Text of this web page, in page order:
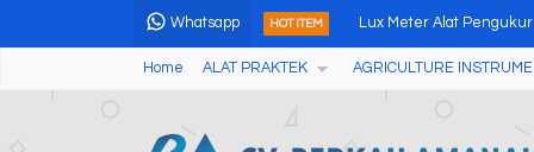
Whatsapp HOT ITEM Lux Meter Alat Pengukur
Alat Uji Derajat Putih
Home ALAT PRAKTEK AGRICULTURE